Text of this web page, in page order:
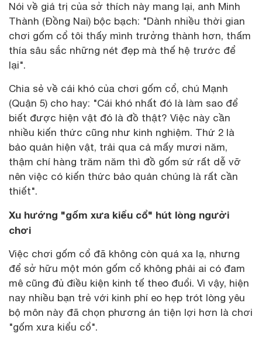
Nói về giá trị của sở thích này mang lại, anh Minh
Thành (Đồng Nai) bộc bạch: "Dành nhiều thời gian
chơi gốm cổ tôi thấy mình trưởng thành hơn, thấm
thía sâu sắc những nét đẹp mà thế hệ trước để
lại".
Chia sẻ về cái khó của chơi gốm cổ, chú Mạnh
(Quận 5) cho hay: "Cái khó nhất đó là làm sao để
biết được hiện vật đó là đồ thật? Việc này cần
nhiều kiến thức cũng như kinh nghiệm. Thứ 2 là
bảo quản hiện vật, trải qua cả mấy mươi năm,
thậm chí hàng trăm năm thì đồ gốm sứ rất dễ vỡ
nên việc có kiến thức bảo quản chúng là rất cần
thiết".
Xu hướng "gốm xưa kiểu cổ" hút lòng người
chơi
Việc chơi gốm cổ đã không còn quá xa lạ, nhưng
để sở hữu một món gốm cổ không phải ai có đam
mê cũng đủ điều kiện kinh tế theo đuổi. Vì vậy, hiện
nay nhiều bạn trẻ với kinh phí eo hẹp trót lòng yêu
bộ môn này đã chọn phương án tiện lợi hơn là chơi
"gốm xưa kiểu cổ".